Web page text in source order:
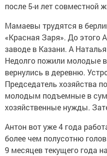
после 5-и лет совместной
Мамаевы трудятся в
«Красная Заря». До этого
заводе в Казани. А
Недолго пожили молодые
вернулись в деревню.
Председатель хозяйства
молодым подъемные в
хозяйственные нужды.
Антон вот уже 4 года
более чем полусотню
9 месяцев текущего года